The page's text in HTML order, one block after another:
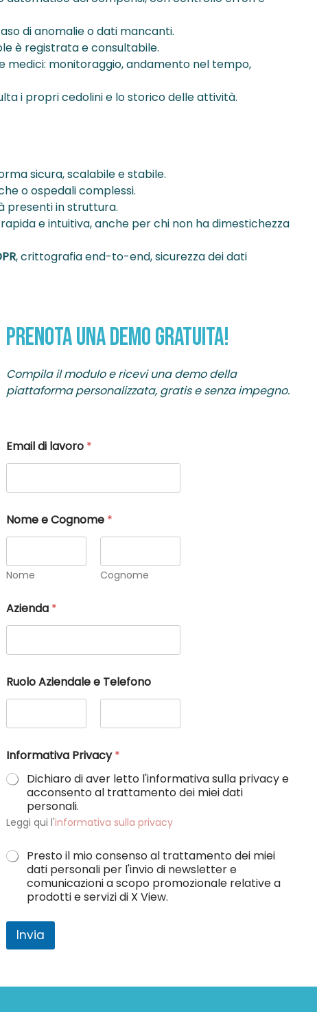
di anomalie o dati mancanti.
è registrata e consultabile.
medici: monitoraggio, andamento nel tempo,
i propri cedolini e lo storico delle attività.
sicura, scalabile e stabile.
o ospedali complessi.
presenti in struttura.
e intuitiva, anche per chi non ha dimestichezza
, crittografia end-to-end, sicurezza dei dati
PRENOTA UNA DEMO GRATUITA!
Compila il modulo e ricevi una demo della
piattaforma personalizzata, gratis e senza impegno.
Email di lavoro *
Nome e Cognome *
Nome Cognome
Azienda *
Ruolo Aziendale e Telefono
u
o
l
P
i
v
Informativa Privacy*
Dichiaro di aver letto l'informativa sulla privacy e
acconsento al trattamento dei miei dati
personali.
Leggi qui l'informativa sulla privacy
I
m
t
a
Presto il mio consenso al trattamento dei miei
dati personali per l'invio di newsletter e
comunicazioni a scopo promozionale relative a
prodotti e servizi di X View.
Invia